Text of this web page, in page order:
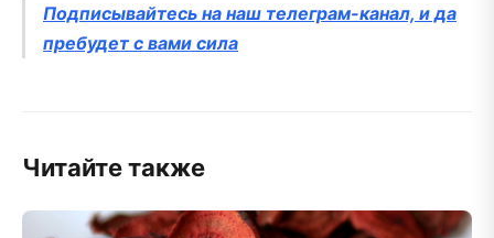
Подписывайтесь на наш телеграм-канал, и да
пребудет с вами сила
Читайте также